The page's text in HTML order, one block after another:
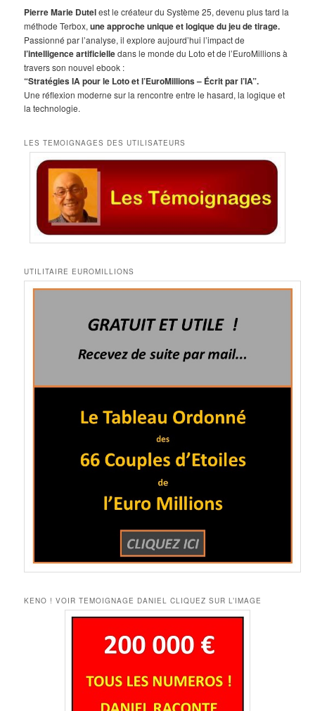
h
e
r
c
h
e
Pierre Marie Dutelest le créateur du Système 25, devenu plus tard la
méthode Terbox,une approche unique et logique du jeu de tirage.
Passionné par l’analyse, il explore aujourd’hui l’impact de
l’intelligence artificielledans le monde du Loto et de l’EuroMillions à
travers son nouvel ebook :
“Stratégies IA pour le Loto et l’EuroMillions – Écrit par l’IA”.
Une réflexion moderne sur la rencontre entre le hasard, la logique et
la technologie.
LES TEMOIGNAGES DES UTILISATEURS
UTILITAIRE EUROMILLIONS
KENO ! VOIR TEMOIGNAGE DANIEL CLIQUEZ SUR L’IMAGE